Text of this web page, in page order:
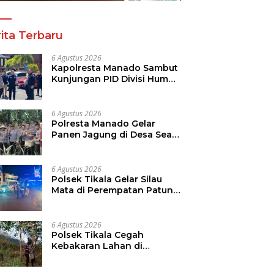
Terbaru
6 Agustus 2026
Kapolresta Manado Sambut
Kunjungan PID Divisi Humas
6 Agustus 2026
Polresta Manado Gelar
Panen Jagung di Desa Sea,
Swasembada Pangan
6 Agustus 2026
Polsek Tikala Gelar Silau
Mata di Perempatan Patung
6 Agustus 2026
Polsek Tikala Cegah
Kebakaran Lahan di